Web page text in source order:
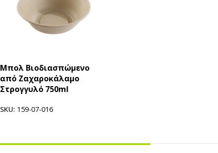
Μπολ Βιοδιασπώμενο
από Ζαχαροκάλαμο
Στρογγυλό 750ml
SKU: 159-07-016